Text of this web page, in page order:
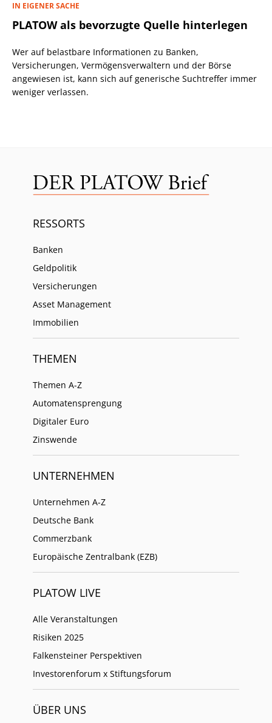
IN EIGENER SACHE
PLATOW als bevorzugte Quelle hinterlegen
Wer auf belastbare Informationen zu Banken,
Versicherungen, Vermögensverwaltern und der Börse
angewiesen ist, kann sich auf generische Suchtreffer immer
weniger verlassen.
RESSORTS
Banken
Geldpolitik
Versicherungen
Asset Management
Immobilien
THEMEN
Themen A-Z
Automatensprengung
Digitaler Euro
Zinswende
UNTERNEHMEN
Unternehmen A-Z
Deutsche Bank
Commerzbank
Europäische Zentralbank (EZB)
PLATOW LIVE
Alle Veranstaltungen
Risiken 2025
Falkensteiner Perspektiven
Investorenforum x Stiftungsforum
ÜBER UNS